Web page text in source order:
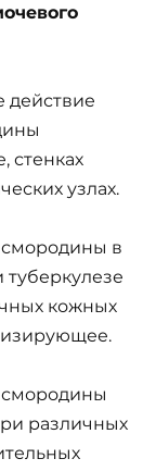
действие
стенках
узлах.
смородины в
кожных
смородины
различных